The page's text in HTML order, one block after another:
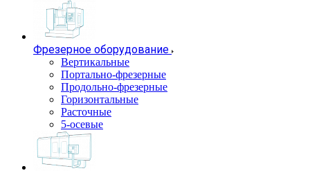
Фрезерное оборудование
Вертикальные
Портально-фрезерные
Продольно-фрезерные
Горизонтальные
Расточные
5-осевые